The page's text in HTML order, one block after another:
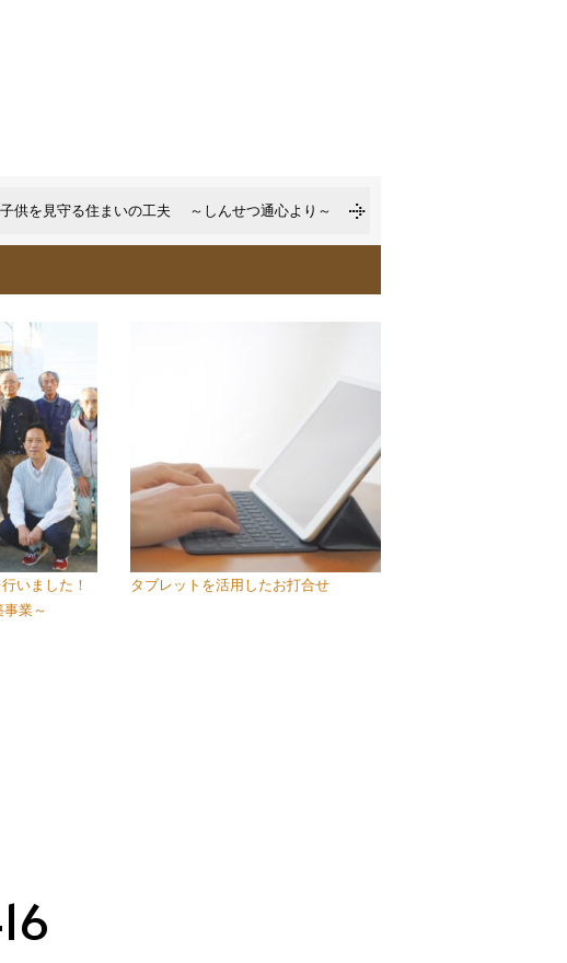
供を見守る住まいの工夫 ～しんせつ通心より～
いました！
業～
タブレットを活用したお打合せ